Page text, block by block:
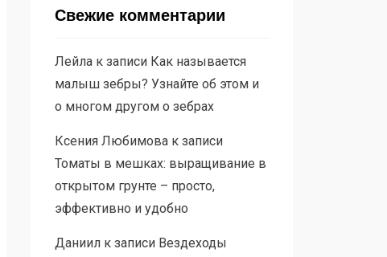
Свежие комментарии
Лейлак записи Как называется
малыш зебры? Узнайте об этом и
о многом другом о зебрах
Ксения Любимовак записи
Томаты в мешках: выращивание в
открытом грунте – просто,
эффективно и удобно
Даниилк записи Вездеходы